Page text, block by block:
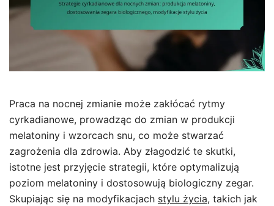
Praca na nocnej zmianie może zakłócać rytmy
cyrkadianowe, prowadząc do zmian w produkcji
melatoniny i wzorcach snu, co może stwarzać
zagrożenia dla zdrowia. Aby złagodzić te skutki,
istotne jest przyjęcie strategii, które optymalizują
poziom melatoniny i dostosowują biologiczny zegar.
Skupiając się na modyfikacjach stylu życia, takich jak